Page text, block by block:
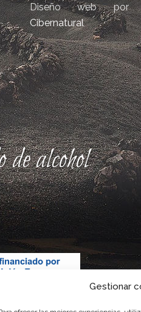
Gestionar
Diseño web
Cibernatural
de alcohol